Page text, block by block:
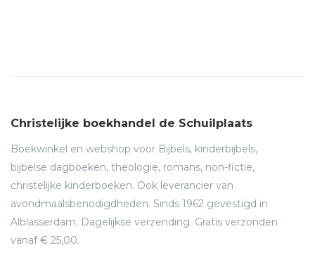
Christelijke boekhandel de Schuilplaats
Boekwinkel en webshop voor Bijbels, kinderbijbels,
bijbelse dagboeken, theologie, romans, non-fictie,
christelijke kinderboeken. Ook leverancier van
avondmaalsbenodigdheden. Sinds 1962 gevestigd in
Alblasserdam. Dagelijkse verzending. Gratis verzonden
vanaf € 25,00.